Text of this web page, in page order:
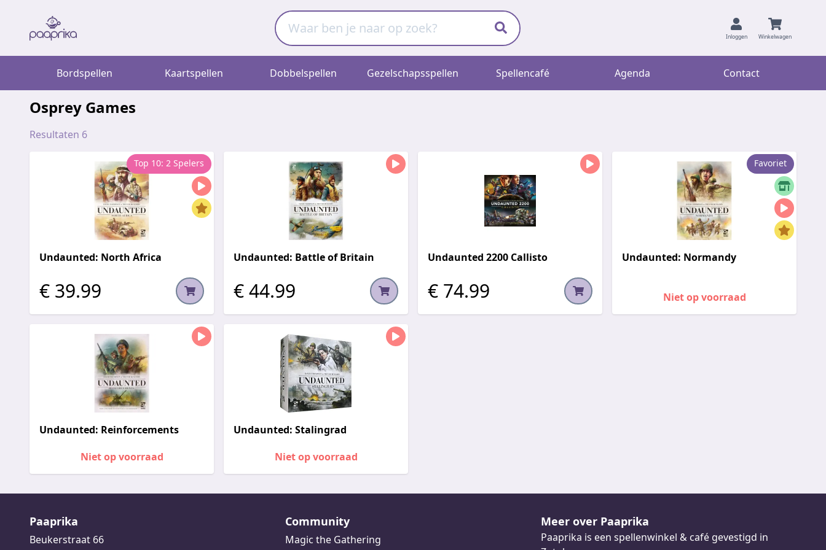
Inloggen Winkelwagen
Bordspellen Kaartspellen Dobbelspellen Gezelschapsspellen Spellencafé Agenda Contact
Osprey Games
Resultaten 6
Top 10: 2 Spelers
Undaunted: North Africa
€ 39.99
Undaunted: Battle of Britain
€ 44.99
Undaunted 2200 Callisto
€ 74.99
Favoriet
Undaunted: Normandy
Niet op voorraad
Undaunted: Reinforcements
Niet op voorraad
Undaunted: Stalingrad
Niet op voorraad
Paaprika
Beukerstraat 66
Community
Magic the Gathering
Meer over Paaprika
Paaprika is een spellenwinkel & café gevestigd in